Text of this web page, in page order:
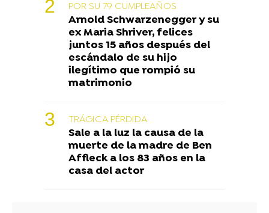
POR SU 79 CUMPLEAÑOS
Arnold Schwarzenegger y su
ex Maria Shriver, felices
juntos 15 años después del
escándalo de su hijo
ilegítimo que rompió su
matrimonio
TRÁGICA PÉRDIDA
Sale a la luz la causa de la
muerte de la madre de Ben
Affleck a los 83 años en la
casa del actor